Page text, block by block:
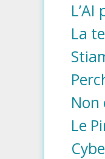
La
Non
Le